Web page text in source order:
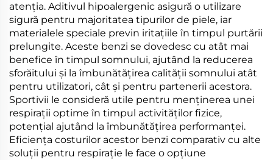
atenția. Aditivul hipoalergenic asigură o utilizare
sigură pentru majoritatea tipurilor de piele, iar
materialele speciale previn iritațiile în timpul purtării
prelungite. Aceste benzi se dovedesc cu atât mai
benefice în timpul somnului, ajutând la reducerea
sforăitului și la îmbunătățirea calității somnului atât
pentru utilizatori, cât și pentru partenerii acestora.
Sportivii le consideră utile pentru menținerea unei
respirații optime în timpul activităților fizice,
potențial ajutând la îmbunătățirea performanței.
Eficiența costurilor acestor benzi comparativ cu alte
soluții pentru respirație le face o opțiune